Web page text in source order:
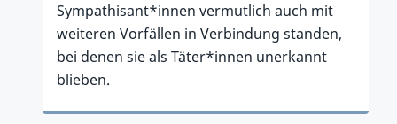
Sympathisant*innen vermutlich auch mit
weiteren Vorfällen in Verbindung standen,
bei denen sie als Täter*innen unerkannt
blieben.
Zum Artikel